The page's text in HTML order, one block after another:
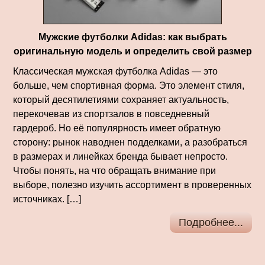
Мужские футболки Adidas: как выбрать
оригинальную модель и определить свой размер
Классическая мужская футболка Adidas — это
больше, чем спортивная форма. Это элемент стиля,
который десятилетиями сохраняет актуальность,
перекочевав из спортзалов в повседневный
гардероб. Но её популярность имеет обратную
сторону: рынок наводнен подделками, а разобраться
в размерах и линейках бренда бывает непросто.
Чтобы понять, на что обращать внимание при
выборе, полезно изучить ассортимент в проверенных
источниках. […]
Подробнее...